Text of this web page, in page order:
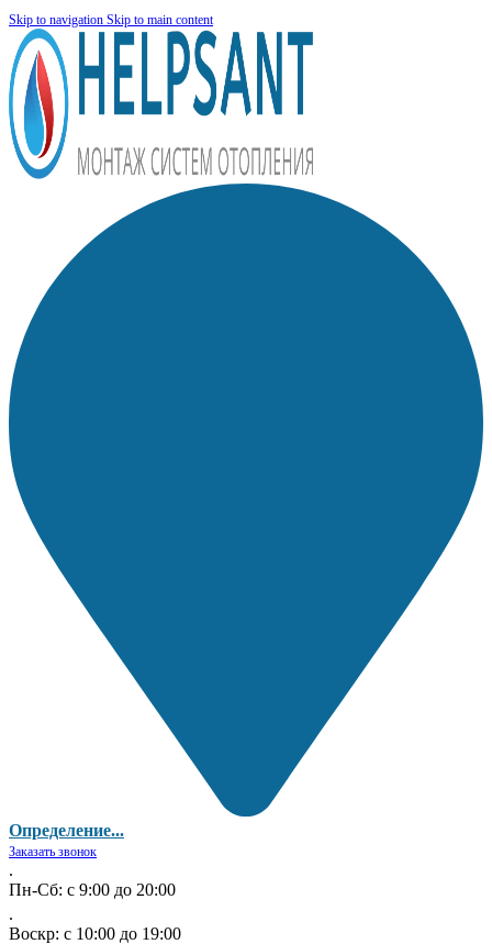
Skip to navigation Skip to main content
Определение...
Заказать звонок
.
Пн-Сб: с 9:00 до 20:00
.
Воскр: с 10:00 до 19:00